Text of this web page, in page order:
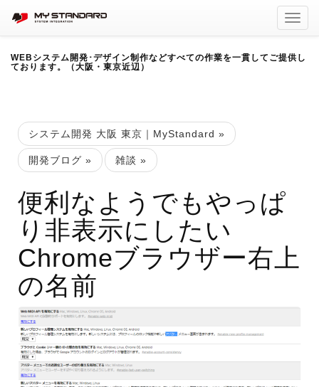
WEBシステム開発･デザイン制作などすべての作業を一貫してご提供し
ております。（大阪・東京近辺）
システム開発 大阪 東京｜MyStandard »
開発ブログ » 雑談 »
便利なようでもやっぱ
り非表示にしたい
Chromeブラウザー右上
の名前